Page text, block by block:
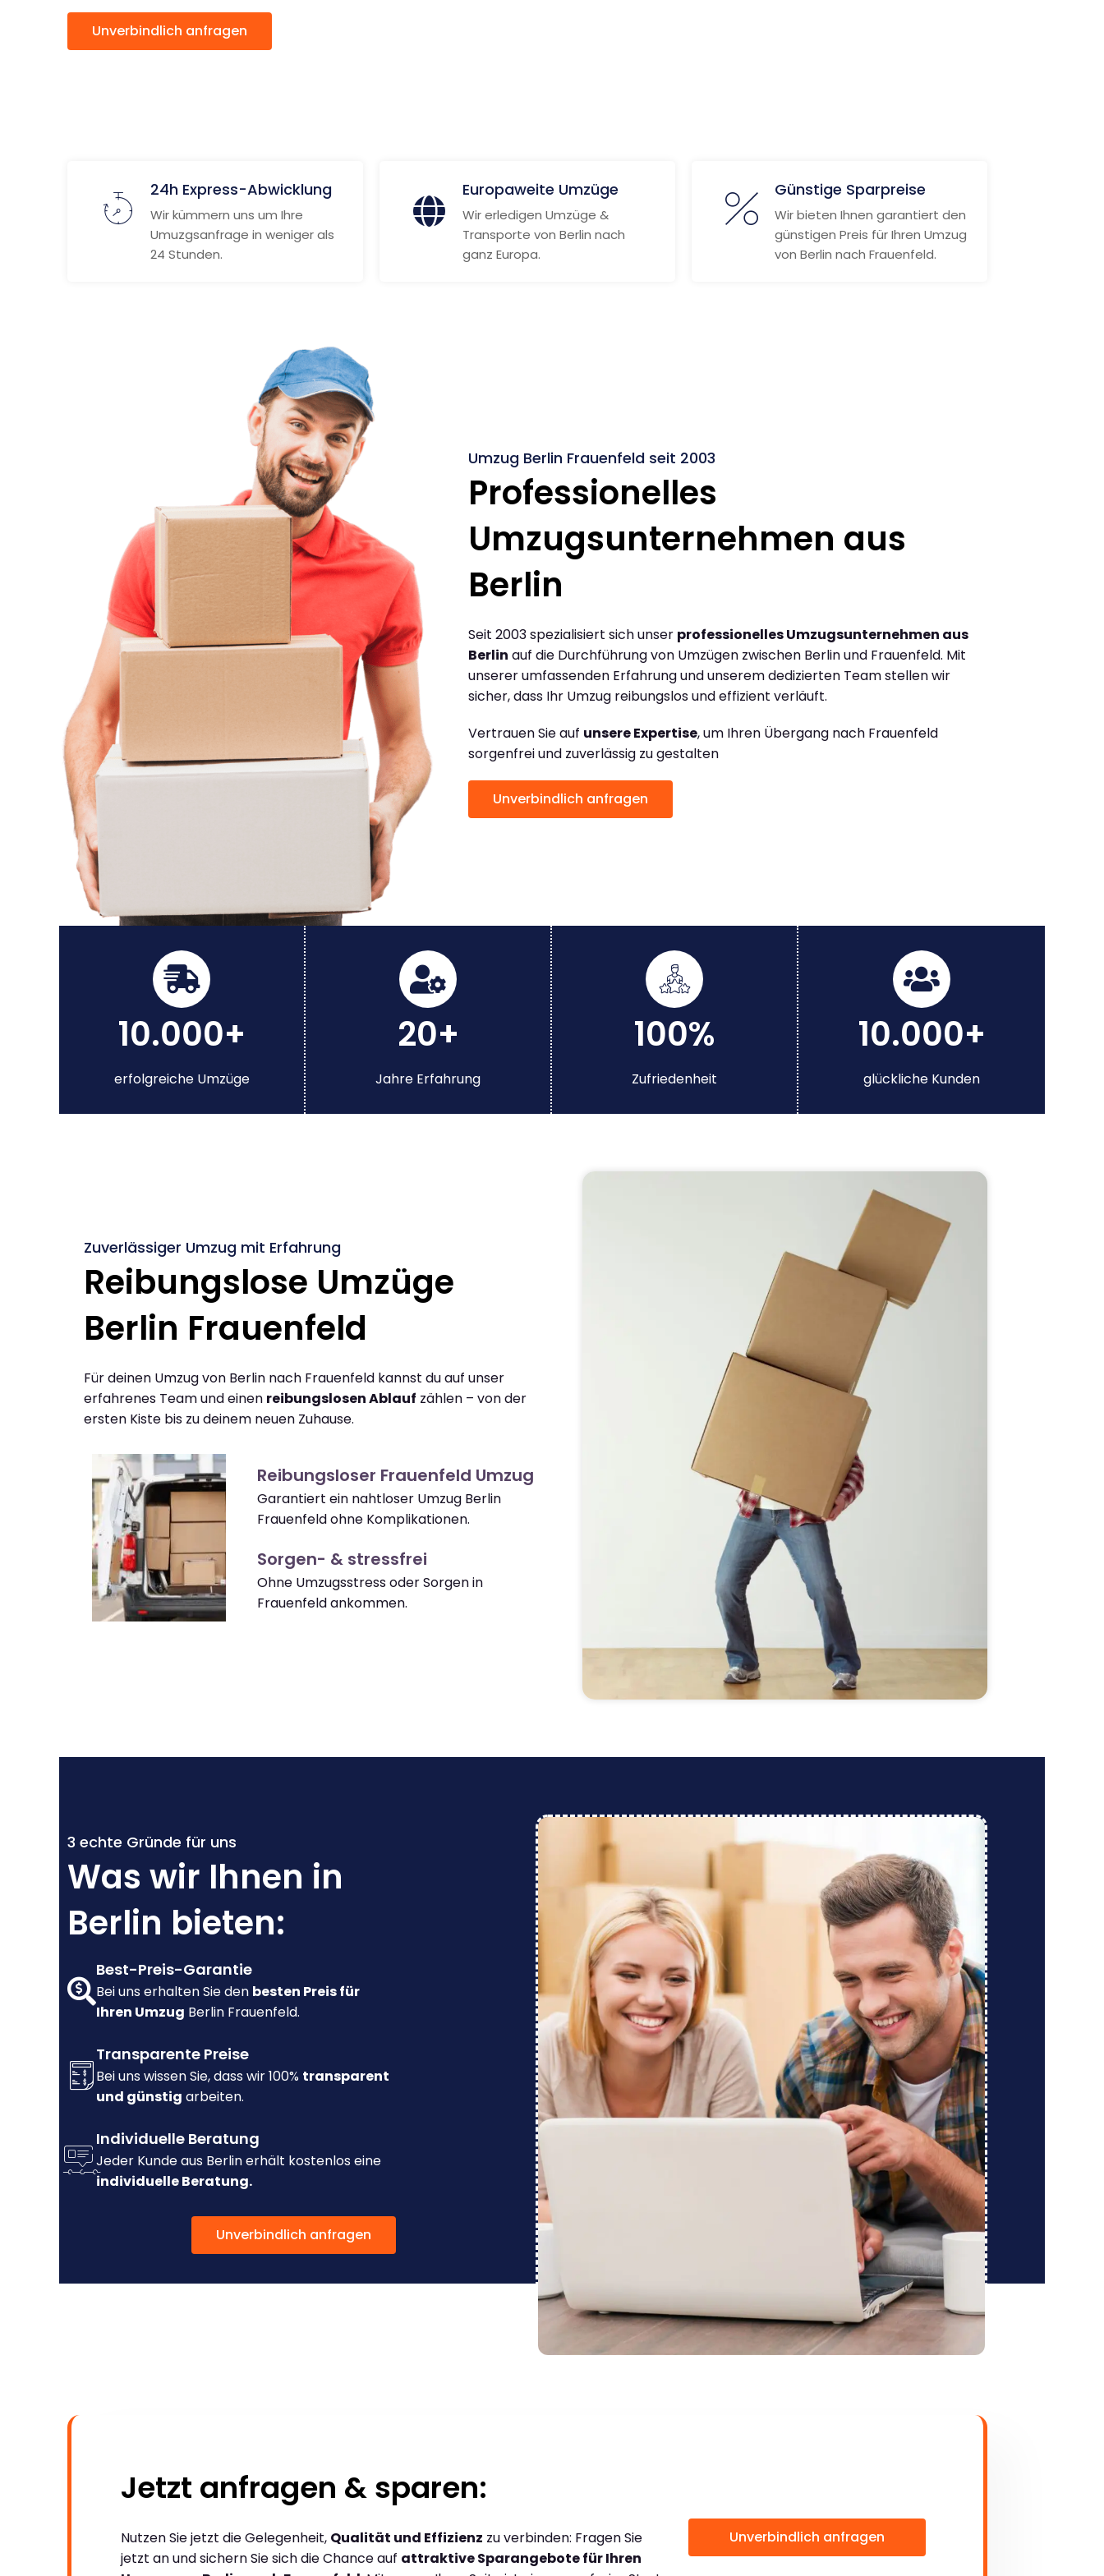
Unverbindlich anfragen
24h Express-Abwicklung
Wir kümmern uns um Ihre
Umuzgsanfrage in weniger als
24 Stunden.
Europaweite Umzüge
Wir erledigen Umzüge &
Transporte von Berlin nach
ganz Europa.
Günstige Sparpreise
Wir bieten Ihnen garantiert den
günstigen Preis für Ihren Umzug
von Berlin nach Frauenfeld.
Umzug Berlin Frauenfeld seit 2003
Professionelles
Umzugsunternehmen aus
Berlin
Seit 2003 spezialisiert sich unser professionelles Umzugsunternehmen aus
Berlin auf die Durchführung von Umzügen zwischen Berlin und Frauenfeld. Mit
unserer umfassenden Erfahrung und unserem dedizierten Team stellen wir
sicher, dass Ihr Umzug reibungslos und effizient verläuft.
Vertrauen Sie auf unsere Expertise, um Ihren Übergang nach Frauenfeld
sorgenfrei und zuverlässig zu gestalten
Unverbindlich anfragen
10.000+
erfolgreiche Umzüge
20+
Jahre Erfahrung
100%
Zufriedenheit
10.000+
glückliche Kunden
Zuverlässiger Umzug mit Erfahrung
Reibungslose Umzüge
Berlin Frauenfeld
Für deinen Umzug von Berlin nach Frauenfeld kannst du auf unser
erfahrenes Team und einen reibungslosen Ablauf zählen – von der
ersten Kiste bis zu deinem neuen Zuhause.
Reibungsloser Frauenfeld Umzug
Garantiert ein nahtloser Umzug Berlin
Frauenfeld ohne Komplikationen.
Sorgen- & stressfrei
Ohne Umzugsstress oder Sorgen in
Frauenfeld ankommen.
3 echte Gründe für uns
Was wir Ihnen in
Berlin bieten:
Best-Preis-Garantie
Bei uns erhalten Sie den besten Preis für
Ihren Umzug Berlin Frauenfeld.
Transparente Preise
Bei uns wissen Sie, dass wir 100% transparent
und günstig arbeiten.
Individuelle Beratung
Jeder Kunde aus Berlin erhält kostenlos eine
individuelle Beratung.
Unverbindlich anfragen
Jetzt anfragen & sparen:
Nutzen Sie jetzt die Gelegenheit, Qualität und Effizienz zu verbinden: Fragen Sie
jetzt an und sichern Sie sich die Chance auf attraktive Sparangebote für Ihren
Unverbindlich anfragen